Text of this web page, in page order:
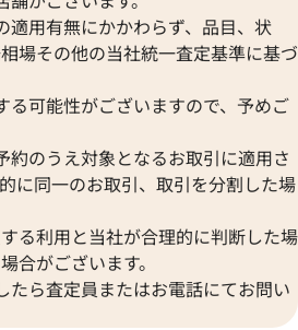
適用有無にかかわらず、品目、状
場その他の当社統一査定基準に基づ
る可能性がございますので、予めご
約のうえ対象となるお取引に適用さ
に同一のお取引、取引を分割した場
る利用と当社が合理的に判断した場
合がございます。
たら査定員またはお電話にてお問い